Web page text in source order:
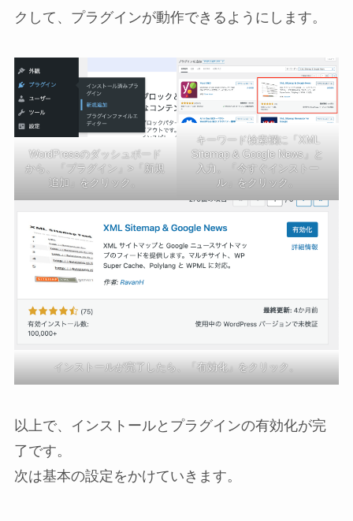
クして、プラグインが動作できるようにします。
WordPressのダッシュボード
から、「プラグイン」>「新規
追加」をクリック。
キーワード検索欄に「XML
Sitemap & Google News」と
入力。「今すぐインストー
ル」をクリック。
インストールが完了したら、「有効化」をクリック。
以上で、インストールとプラグインの有効化が完
了です。
次は基本の設定をかけていきます。